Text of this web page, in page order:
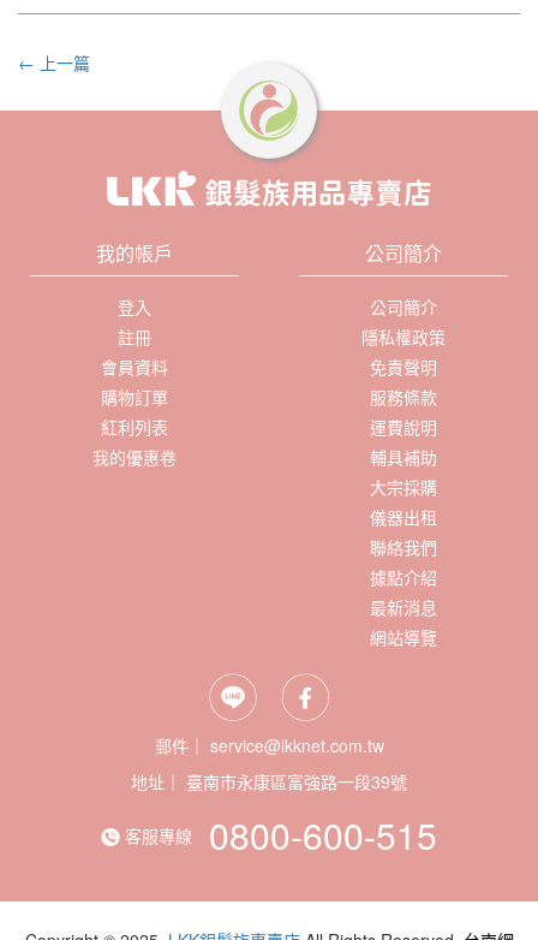
← 上一篇
我的帳戶
登入
註冊
會員資料
購物訂單
紅利列表
我的優惠卷
公司簡介
公司簡介
隱私權政策
免責聲明
服務條款
運費說明
輔具補助
大宗採購
儀器出租
聯絡我們
據點介紹
最新消息
網站導覽
郵件｜ service@lkknet.com.tw
地址｜
客服專線 0800-600-515